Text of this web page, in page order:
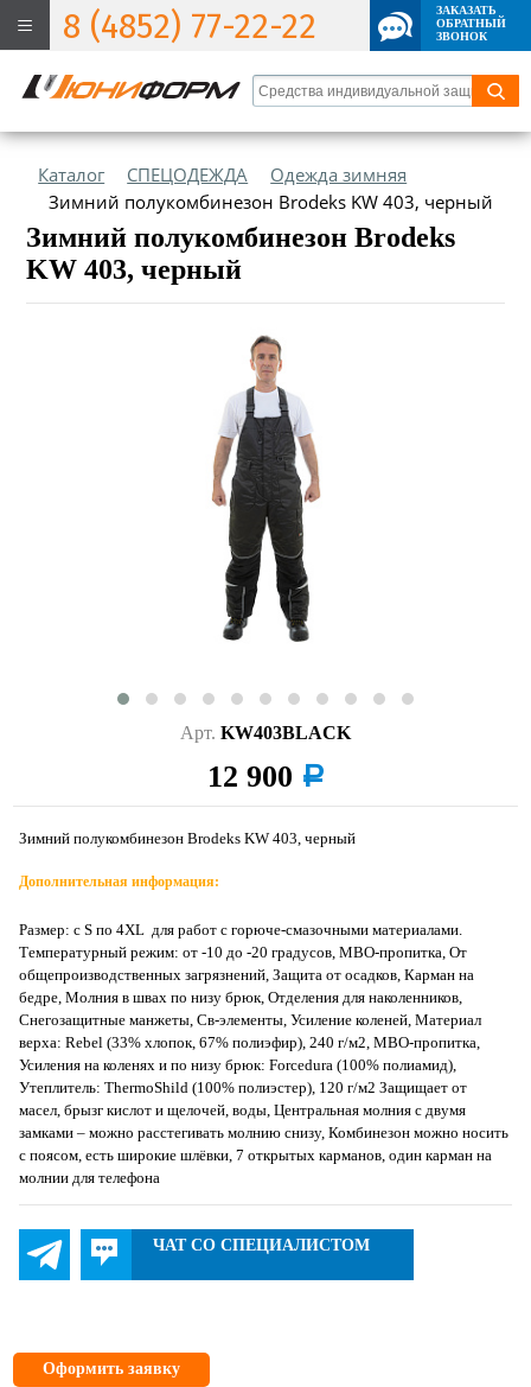
8 (4852) 77-22-22
ЗАКАЗАТЬ
ОБРАТНЫЙ
ЗВОНОК
Каталог СПЕЦОДЕЖДА
Одежда зимняя
Зимний полукомбинезон Brodeks KW 403, черный
Зимний полукомбинезон Brodeks
KW 403, черный
Арт. KW403BLACK
12 900 a
Зимний полукомбинезон Brodeks KW 403, черный
Дополнительная информация:
Размер: с S по 4XL для работ с горюче-смазочными материалами.
Температурный режим: от -10 до -20 градусов, МВО-пропитка, От
общепроизводственных загрязнений, Защита от осадков, Карман на
бедре, Молния в швах по низу брюк, Отделения для наколенников,
Снегозащитные манжеты, Св-элементы, Усиление коленей, Материал
верха: Rebel (33% хлопок, 67% полиэфир), 240 г/м2, МВО-пропитка,
Усиления на коленях и по низу брюк: Forcedura (100% полиамид),
Утеплитель: ThermoShild (100% полиэстер), 120 г/м2 Защищает от
масел, брызг кислот и щелочей, воды, Центральная молния с двумя
замками – можно расстегивать молнию снизу, Комбинезон можно носить
с поясом, есть широкие шлёвки, 7 открытых карманов, один карман на
молнии для телефона
ЧАТ СО СПЕЦИАЛИСТОМ
Оформить заявку